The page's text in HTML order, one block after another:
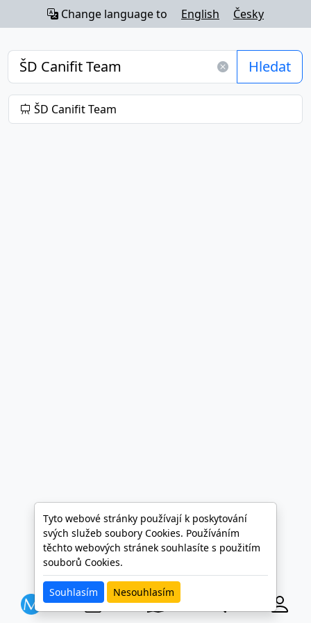
Change language to English Česky
Hledat
ŠD Canifit Team
Tyto webové stránky používají k poskytování
svých služeb soubory Cookies. Používáním
těchto webových stránek souhlasíte s použitím
souborů Cookies.
Souhlasím Nesouhlasím